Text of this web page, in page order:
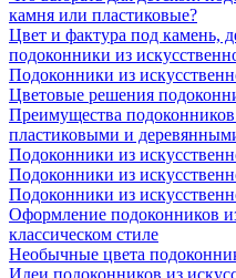
камня или пластиковые?
Цвет и фактура под камень,
подоконники из
Подоконники из
Цветовые решения
Преимущества
пластиковыми и
Подоконники из
Подоконники из
Подоконники из
Оформление подоконников
классическом стиле
Необычные цвета